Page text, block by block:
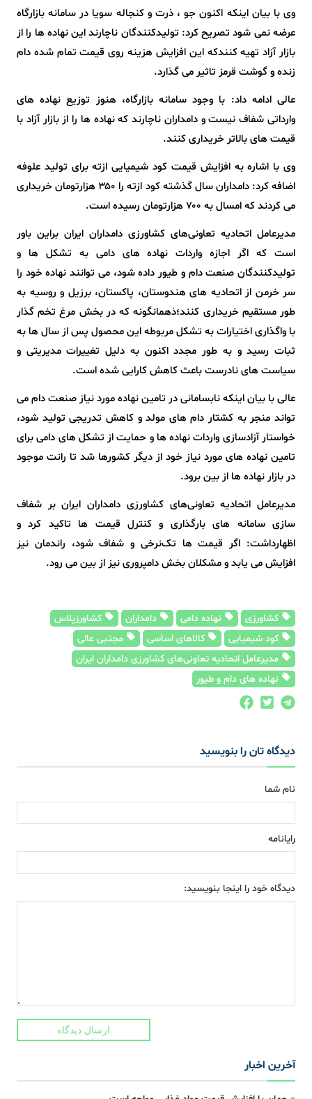
وی با بیان اینکه اکنون جو ، ذرت و کنجاله سویا در سامانه بازارگاه
عرضه نمی شود تصریح کرد: تولیدکنندگان ناچارند این نهاده ها را از
بازار آزاد تهیه کنندکه این افزایش هزینه روی قیمت تمام شده دام
زنده و گوشت قرمز تاثیر می‌ گذارد.
عالی ادامه داد: با وجود سامانه بازارگاه، هنوز توزیع نهاده‌ های
وارداتی شفاف نیست و دامداران ناچارند که نهاده ها را از بازار آزاد با
قیمت های بالاتر خریداری کنند.
وی با اشاره به افزایش قیمت کود شیمیایی ازته برای تولید علوفه
اضافه کرد: دامداران سال گذشته کود ازته را ۳۵۰ هزارتومان خریداری
می کردند که امسال به ۷۰۰ هزارتومان رسیده است.
مدیرعامل اتحادیه تعاونی‌های کشاورزی دامداران ایران براین باور
است که اگر اجازه واردات نهاده های دامی به تشکل ها و
تولیدکنندگان صنعت دام و طیور داده شود، می توانند نهاده خود را
سر خرمن از اتحادیه های هندوستان، پاکستان، برزیل و روسیه به
طور مستقیم خریداری کنند؛ذهمانگونه که در بخش مرغ تخم‌ گذار
با واگذاری اختیارات به تشکل مربوطه این محصول پس از سال‌ ها به
ثبات رسید و به طور مجدد اکنون به دلیل تغییرات مدیریتی و
سیاست‌ های نادرست باعث کاهش کارایی شده است.
عالی با بیان اینکه نابسامانی در تامین نهاده مورد نیاز صنعت دام می
تواند منجر به کشتار دام های مولد و کاهش تدریجی تولید شود،
خواستار آزادسازی واردات نهاده ها و حمایت از تشکل های دامی برای
تامین نهاده های مورد نیاز خود از دیگر کشورها شد تا رانت موجود
در بازار نهاده ها از بین برود.
مدیرعامل اتحادیه تعاونی‌های کشاورزی دامداران ایران بر شفاف‌
سازی سامانه‌ های بارگذاری و کنترل قیمت‌ ها تاکید کرد و
اظهارداشت: اگر قیمت‌ ها تک‌نرخی و شفاف شود، راندمان نیز
افزایش می یابد و مشکلان بخش دامپروری نیز از بین می رود.
کشاورزی نهاده دامی دامداران
کشاورزپلاس
کود شیمیایی
کالاهای اساسی
مجتبی عالی
مدیرعامل اتحادیه تعاونی‌های کشاورزی دامداران ایران
نهاده های دام و طیور
دیدگاه تان را بنویسید
نام شما
رایانامه
دیدگاه خود را اینجا بنویسید:
ارسال دیدگاه
آخرین اخبار